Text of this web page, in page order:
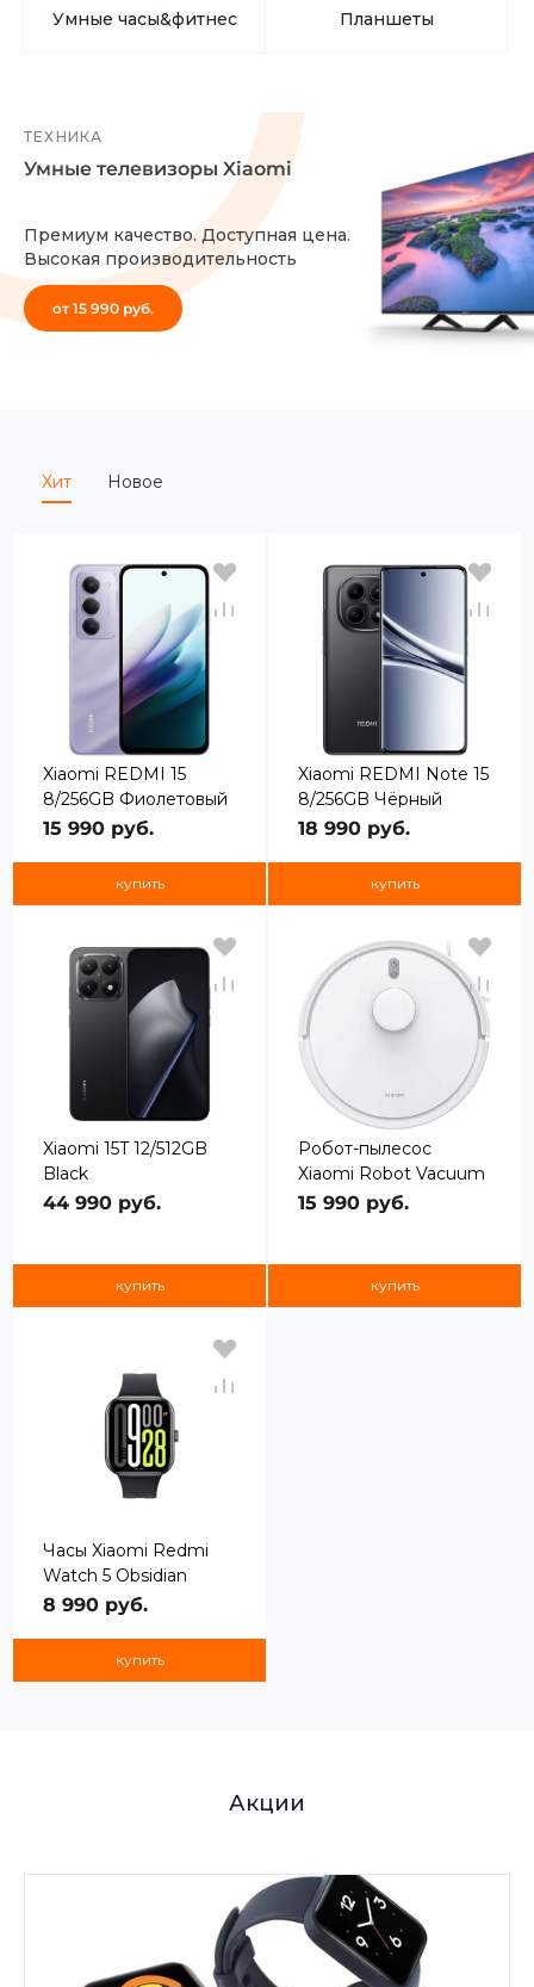
Умные часы&фитнес Планшеты
ТЕХНИКА
Умные телевизоры Xiaomi
Премиум качество. Доступная цена.
Высокая производительность
от 15 990 руб.
Хит Новое
Xiaomi REDMI 15
8/256GB Фиолетовый
15 990 руб.
купить
Xiaomi REDMI Note 15
8/256GB Чёрный
18 990 руб.
купить
Xiaomi 15T 12/512GB
Black
44 990 руб.
купить
Робот-пылесос
Xiaomi Robot Vacuum
S20 White EU
15 990 руб.
купить
Часы Xiaomi Redmi
Watch 5 Obsidian
Black
8 990 руб.
купить
Акции